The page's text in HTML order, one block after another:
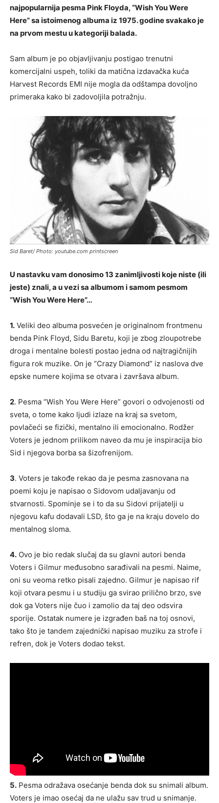
najpopularnija pesma Pink Floyda, “Wish You Were
Here” sa istoimenog albuma iz 1975. godine svakako je
na prvom mestu u kategoriji balada.
Sam album je po objavljivanju postigao trenutni
komercijalni uspeh, toliki da matična izdavačka kuća
Harvest Records EMI nije mogla da odštampa dovoljno
primeraka kako bi zadovoljila potražnju.
Sid Baret/ Photo: youtube.com printscreen
U nastavku vam donosimo 13 zanimljivosti koje niste (ili
jeste) znali, a u vezi sa albumom i samom pesmom
“Wish You Were Here”…
1. Veliki deo albuma posvećen je originalnom frontmenu
benda Pink Floyd, Sidu Baretu, koji je zbog zloupotrebe
droga i mentalne bolesti postao jedna od najtragičnijih
figura rok muzike. On je “Crazy Diamond” iz naslova dve
epske numere kojima se otvara i završava album.
2. Pesma “Wish You Were Here” govori o odvojenosti od
sveta, o tome kako ljudi izlaze na kraj sa svetom,
povlačeći se fizički, mentalno ili emocionalno. Rodžer
Voters je jednom prilikom naveo da mu je inspiracija bio
Sid i njegova borba sa šizofrenijom.
3. Voters je takođe rekao da je pesma zasnovana na
poemi koju je napisao o Sidovom udaljavanju od
stvarnosti. Spominje se i to da su Sidovi prijatelji u
njegovu kafu dodavali LSD, što ga je na kraju dovelo do
mentalnog sloma.
4. Ovo je bio redak slučaj da su glavni autori benda
Voters i Gilmur međusobno sarađivali na pesmi. Naime,
oni su veoma retko pisali zajedno. Gilmur je napisao rif
koji otvara pesmu i u studiju ga svirao prilično brzo, sve
dok ga Voters nije čuo i zamolio da taj deo odsvira
sporije. Ostatak numere je izgrađen baš na toj osnovi,
tako što je tandem zajednički napisao muziku za strofe i
refren, dok je Voters dodao tekst.
5. Pesma odražava osećanje benda dok su snimali album.
Voters je imao osećaj da ne ulažu sav trud u snimanje.